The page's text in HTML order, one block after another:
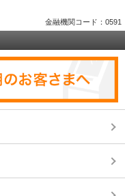
金融機関コード：0591